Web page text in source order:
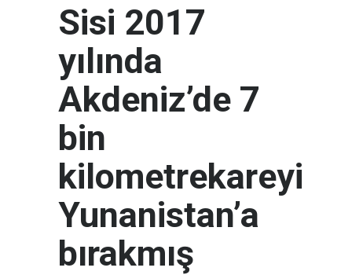
Sisi 2017
yılında
Akdeniz’de 7
bin
kilometrekareyi
Yunanistan’a
bırakmış